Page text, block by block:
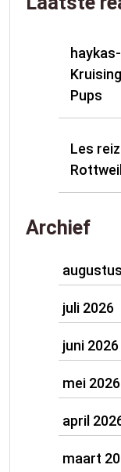
Pups
Les
Archief
juli 2026
juni 2026
mei 2026
april
maart